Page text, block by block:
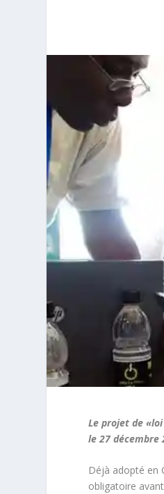
Le projet de
le 27 décembre
Déjà adopté en
obligatoire